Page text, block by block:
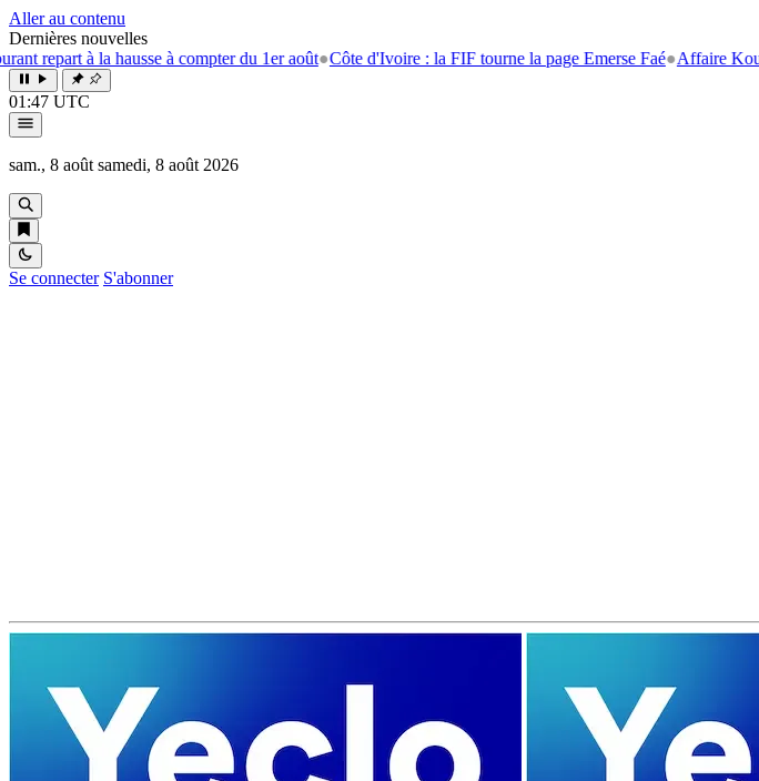
Aller au contenu
Dernières nouvelles
à la hausse à compter du 1er août● Côte d'Ivoire : la FIF tourne la page Emerse Faé●Affaire Koumassi
01:47 UTC
sam., 8 août samedi, 8 août 2026
Se connecter S'abonner